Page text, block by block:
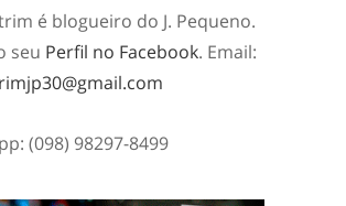
é blogueiro do J. Pequeno.
seu Perfil no Facebook. Email:
(098) 98297-8499